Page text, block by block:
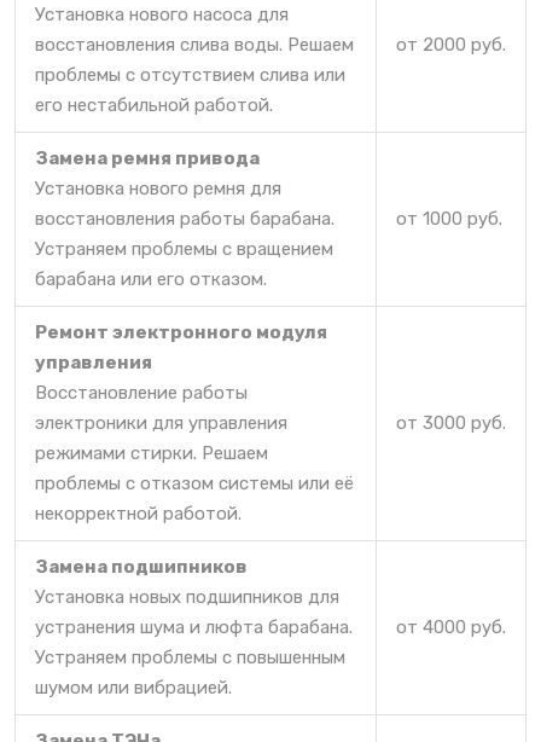
Установка нового насоса для
восстановления слива воды. Решаем
проблемы с отсутствием слива или
его нестабильной работой.
от 2000 руб.
Замена ремня привода
Установка нового ремня для
восстановления работы барабана.
Устраняем проблемы с вращением
барабана или его отказом.
от 1000 руб.
Ремонт электронного модуля
управления
Восстановление работы
электроники для управления
режимами стирки. Решаем
проблемы с отказом системы или её
некорректной работой.
от 3000 руб.
Замена подшипников
Установка новых подшипников для
устранения шума и люфта барабана.
Устраняем проблемы с повышенным
шумом или вибрацией.
от 4000 руб.